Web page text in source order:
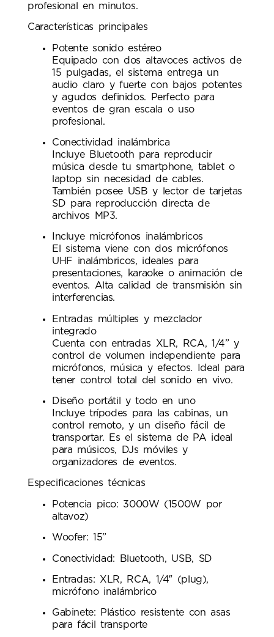
profesional en minutos.
Características principales
Potente sonido estéreo
Equipado con dos altavoces activos de
15 pulgadas, el sistema entrega un
audio claro y fuerte con bajos potentes
y agudos definidos. Perfecto para
eventos de gran escala o uso
profesional.
Conectividad inalámbrica
Incluye Bluetooth para reproducir
música desde tu smartphone, tablet o
laptop sin necesidad de cables.
También posee USB y lector de tarjetas
SD para reproducción directa de
archivos MP3.
Incluye micrófonos inalámbricos
El sistema viene con dos micrófonos
UHF inalámbricos, ideales para
presentaciones, karaoke o animación de
eventos. Alta calidad de transmisión sin
interferencias.
Entradas múltiples y mezclador
integrado
Cuenta con entradas XLR, RCA, 1/4” y
control de volumen independiente para
micrófonos, música y efectos. Ideal para
tener control total del sonido en vivo.
Diseño portátil y todo en uno
Incluye trípodes para las cabinas, un
control remoto, y un diseño fácil de
transportar. Es el sistema de PA ideal
para músicos, DJs móviles y
organizadores de eventos.
Especificaciones técnicas
Potencia pico: 3000W (1500W por
altavoz)
Woofer: 15”
Conectividad: Bluetooth, USB, SD
Entradas: XLR, RCA, 1/4″ (plug),
micrófono inalámbrico
Gabinete: Plástico resistente con asas
para fácil transporte